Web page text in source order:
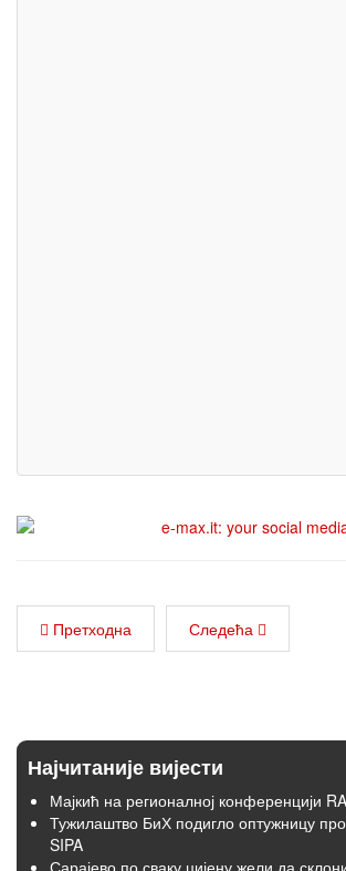
Претходна Следећа
Најчитаније вијести
Мајкић на регионалној конференцији
Тужилаштво БиХ подигло оптужницу
SIPA
Сарајево по сваку цијену жели да